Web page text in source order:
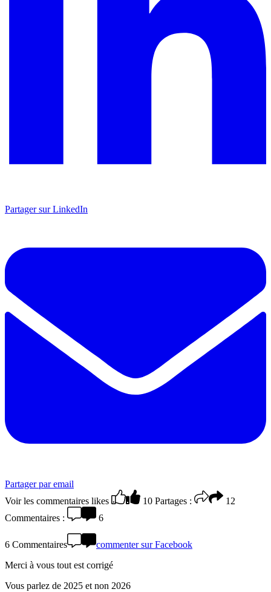
Partager sur LinkedIn
Partager par email
Voir les commentaires likes 10 Partages :
12
Commentaires :
6
6 Commentaires
commenter sur Facebook
Merci à vous tout est corrigé
Vous parlez de 2025 et non 2026